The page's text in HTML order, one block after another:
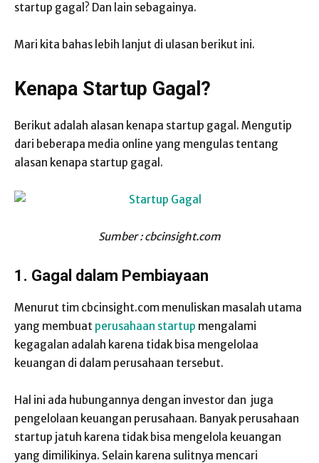
startup gagal? Dan lain sebagainya.
Mari kita bahas lebih lanjut di ulasan berikut ini.
Kenapa Startup Gagal?
Berikut adalah alasan kenapa startup gagal. Mengutip
dari beberapa media online yang mengulas tentang
alasan kenapa startup gagal.
Sumber : cbcinsight.com
1. Gagal dalam Pembiayaan
Menurut tim cbcinsight.com menuliskan masalah utama
yang membuat perusahaan startup mengalami
kegagalan adalah karena tidak bisa mengelolaa
keuangan di dalam perusahaan tersebut.
Hal ini ada hubungannya dengan investor dan juga
pengelolaan keuangan perusahaan. Banyak perusahaan
startup jatuh karena tidak bisa mengelola keuangan
yang dimilikinya. Selain karena sulitnya mencari